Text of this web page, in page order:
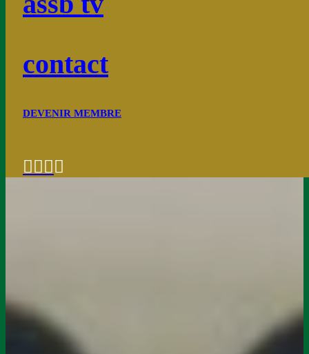
contact
DEVENIR MEMBRE